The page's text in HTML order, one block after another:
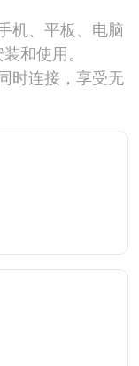
机、平板、电脑
和使用。
时连接，享受无